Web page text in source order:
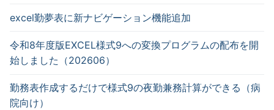
excel勤夢表に新ナビゲーション機能追加
令和8年度版EXCEL様式9への変換プログラムの配布を開
始しました（202606）
勤務表作成するだけで様式9の夜勤兼務計算ができる（病
院向け）